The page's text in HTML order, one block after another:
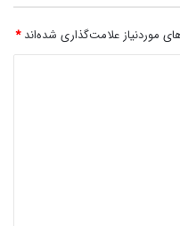
موردنیاز علامت‌گذاری شده‌اند*